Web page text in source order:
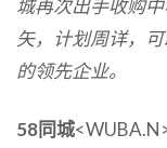
城再次出手收购
矢，计划周详，
的领先企业。
58同城